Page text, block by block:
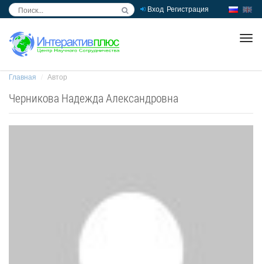
Вход Регистрация
Главная Автор
Черникова Надежда Александровна